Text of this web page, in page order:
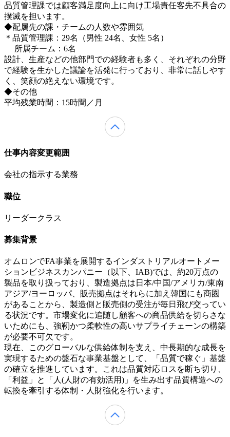
品質管理課では顧客満足度向上に向け工場責任客先不具合の
撲滅を担います。
◆配属先の課・チームの人数や雰囲気
＊品質管理課：29名（男性 24名、女性 5名）
所属チーム：6名
設計、生産などの他部門での経験者も多く、それぞれの分野
で経験を生かした議論を活発に行っており、非常に話しやす
く、笑顔の絶えない環境です。
◆その他
平均残業時間：15時間／月
仕事内容変更範囲
会社の指示する業務
職位
リーダークラス
募集背景
オムロンでFA事業を展開するインダストリアルオートメー
ションビジネスカンパニー（以下、IAB)では、約20万点の
製品を取り扱っており、製造拠点は日本/中国/アメリカ/東南
アジア/ヨーロッパ、販売拠点はそれらに加え韓国にも商圏
があることから、製造側と販売側の受注が毎日飛び交ってい
る状況です。市場変化に追随し顧客への商品供給を切らさな
いためにも、強靭かつ柔軟性の高いサプライチェーンの構築
が必要不可欠です。
現在、このグローバルな供給体制を支え、中長期的な成長を
実現するための盤石な事業基盤として、「品質で稼ぐ」基盤
の確立を推進しています。これは品質対応ロスを断ち切り、
「利益」と「人(人財の有効活用)」を生み出す品質構造への
転換を牽引する体制・人財強化を行います。